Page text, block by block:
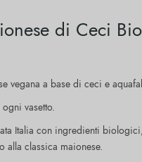
di Ceci
vegana a base di ceci e
vasetto.
Italia con ingredienti
alla classica maionese.